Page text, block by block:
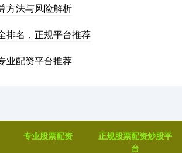
方法与风险解析
排名，正规平台推荐
业配资平台推荐
专业股票配资
正规股票配资炒股平
台